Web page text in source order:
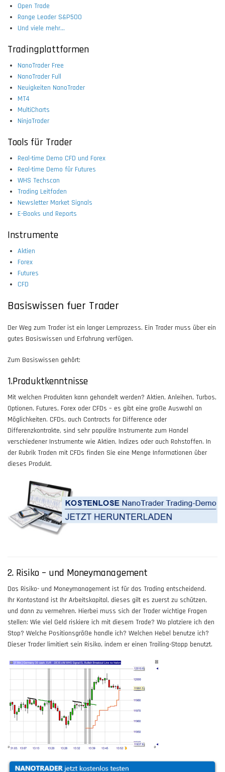
Open Trade
Range Leader S&P500
Und viele mehr...
Tradingplattformen
NanoTrader Free
NanoTrader Full
Neuigkeiten NanoTrader
MT4
MultiCharts
NinjaTrader
Tools für Trader
Real-time Demo CFD und Forex
Real-time Demo für Futures
WHS Techscan
Trading Leitfaden
Newsletter Market Signals
E-Books und Reports
Instrumente
Aktien
Forex
Futures
CFD
Basiswissen fuer Trader
Der Weg zum Trader ist ein langer Lernprozess. Ein Trader muss über ein
gutes Basiswissen und Erfahrung verfügen.
Zum Basiswissen gehört:
1.Produktkenntnisse
Mit welchen Produkten kann gehandelt werden? Aktien, Anleihen, Turbos,
Optionen, Futures, Forex oder CFDs – es gibt eine große Auswahl an
Möglichkeiten. CFDs, auch Contracts for Difference oder
Differenzkontrakte, sind sehr populäre Instrumente zum Handel
verschiedener Instrumente wie Aktien, Indizes oder auch Rohstoffen. In
der Rubrik Traden mit CFDs finden Sie eine Menge Informationen über
dieses Produkt.
2. Risiko – und Moneymanagement
Das Risiko- und Moneymanagement ist für das Trading entscheidend.
Ihr Kontostand ist Ihr Arbeitskapital, dieses gilt es zuerst zu schützen,
und dann zu vermehren. Hierbei muss sich der Trader wichtige Fragen
stellen: Wie viel Geld riskiere ich mit diesem Trade? Wo platziere ich den
Stop? Welche Positionsgröße handle ich? Welchen Hebel benutze ich?
Dieser Trader limitiert sein Risiko, indem er einen Trailing-Stopp benutzt.